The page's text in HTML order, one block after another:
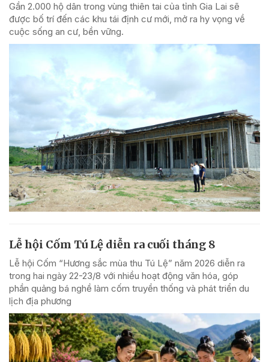
Gần 2.000 hộ dân trong vùng thiên tai của tỉnh Gia Lai sẽ
được bố trí đến các khu tái định cư mới, mở ra hy vọng về
cuộc sống an cư, bền vững.
Lễ hội Cốm Tú Lệ diễn ra cuối tháng 8
Lễ hội Cốm “Hương sắc mùa thu Tú Lệ” năm 2026 diễn ra
trong hai ngày 22-23/8 với nhiều hoạt động văn hóa, góp
phần quảng bá nghề làm cốm truyền thống và phát triển du
lịch địa phương